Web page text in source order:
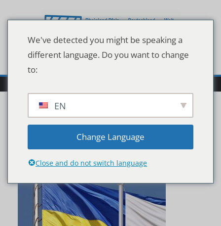
Inhalt
flaggen119_v-quadratl
We've detected you might be speaking a
different language. Do you want to change
to:
EN
Change Language
Close and do not switch language